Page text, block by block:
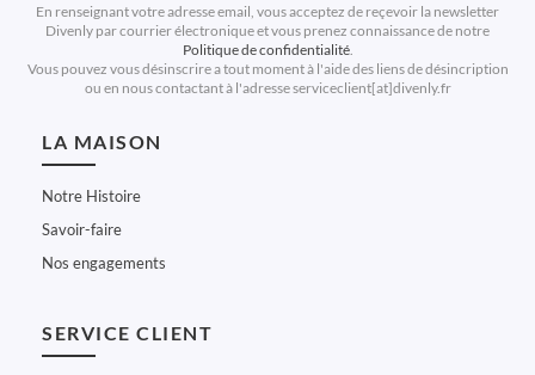
En renseignant votre adresse email, vous acceptez de reçevoir la newsletter
Divenly par courrier électronique et vous prenez connaissance de notre
Politique de confidentialité.
Vous pouvez vous désinscrire a tout moment à l'aide des liens de désincription
ou en nous contactant à l'adresse serviceclient[at]divenly.fr
LA MAISON
Notre Histoire
Savoir-faire
Nos engagements
SERVICE CLIENT